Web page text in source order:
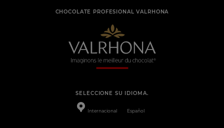
CHOCOLATE PROFESIONAL VALRHONA
SELECCIONE SU IDIOMA.
Internacional Español